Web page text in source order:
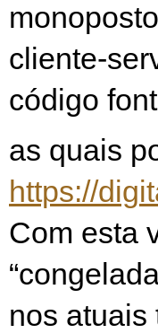
monoposto
cliente-
código
as quais
https://
Com esta
nos atuais